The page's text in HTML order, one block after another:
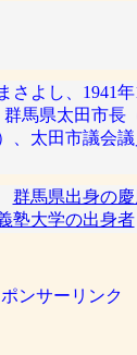
よし、1941年
馬県太田市長
、太田市議会
群馬県出身の
塾大学の出身者
ンサーリンク